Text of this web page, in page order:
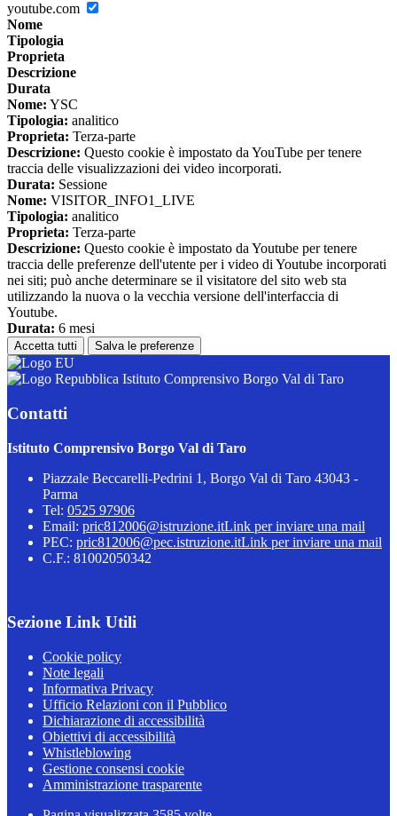
youtube.com
Nome
Tipologia
Proprieta
Descrizione
Durata
Nome: YSC
Tipologia: analitico
Proprieta: Terza-parte
Descrizione: Questo cookie è impostato da YouTube per tenere
traccia delle visualizzazioni dei video incorporati.
Durata: Sessione
Nome: VISITOR_INFO1_LIVE
Tipologia: analitico
Proprieta: Terza-parte
Descrizione: Questo cookie è impostato da Youtube per tenere
traccia delle preferenze dell'utente per i video di Youtube incorporati
nei siti; può anche determinare se il visitatore del sito web sta
utilizzando la nuova o la vecchia versione dell'interfaccia di
Youtube.
Durata: 6 mesi
Accetta tutti Salva le preferenze
Istituto Comprensivo Borgo Val di Taro
Contatti
Istituto Comprensivo Borgo Val di Taro
Piazzale Beccarelli-Pedrini 1, Borgo Val di Taro 43043 -
Parma
Tel: 0525 97906
Email: pric812006@istruzione.itLink per inviare una mail
PEC: pric812006@pec.istruzione.itLink per inviare una mail
C.F.: 81002050342
Sezione Link Utili
Cookie policy
Note legali
Informativa Privacy
Ufficio Relazioni con il Pubblico
Dichiarazione di accessibilità
Obiettivi di accessibilità
Whistleblowing
Gestione consensi cookie
Amministrazione trasparente